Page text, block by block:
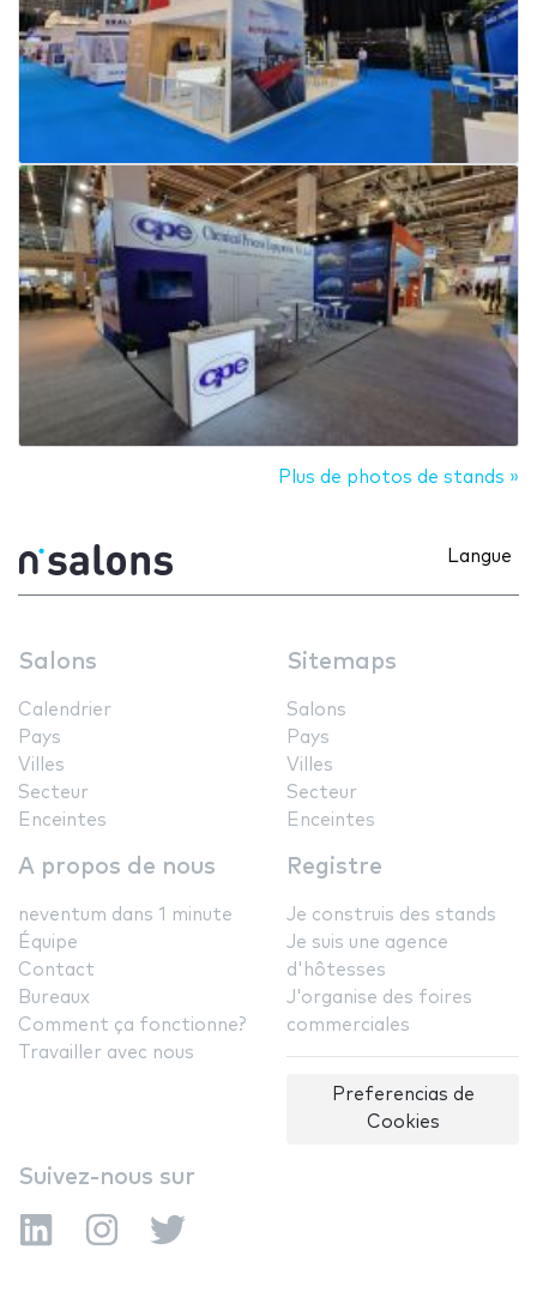
Plus de photos de stands »
Langue
Salons
Calendrier
Pays
Villes
Secteur
Enceintes
Sitemaps
Salons
Pays
Villes
Secteur
Enceintes
A propos de nous
neventum dans 1 minute
Équipe
Contact
Bureaux
Comment ça fonctionne?
Travailler avec nous
Registre
Je construis des stands
Je suis une agence
d'hôtesses
J'organise des foires
commerciales
Preferencias de
Cookies
Suivez-nous sur